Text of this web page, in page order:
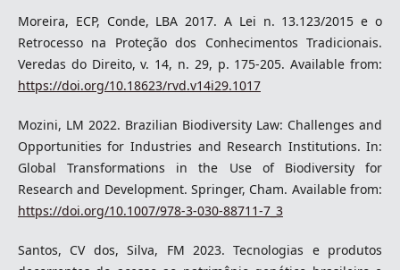
Moreira, ECP, Conde, LBA 2017. A Lei n. 13.123/2015 e o
Retrocesso na Proteção dos Conhecimentos Tradicionais.
Veredas do Direito, v. 14, n. 29, p. 175-205. Available from:
https://doi.org/10.18623/rvd.v14i29.1017
Mozini, LM 2022. Brazilian Biodiversity Law: Challenges and
Opportunities for Industries and Research Institutions. In:
Global Transformations in the Use of Biodiversity for
Research and Development. Springer, Cham. Available from:
https://doi.org/10.1007/978-3-030-88711-7_3
Santos, CV dos, Silva, FM 2023. Tecnologias e produtos